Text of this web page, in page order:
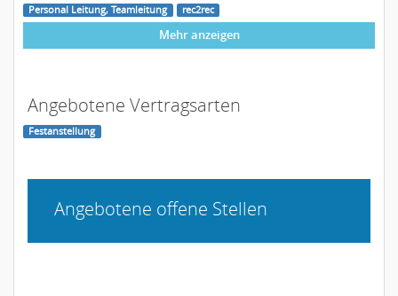
Personal Leitung, Teamleitung
rec2rec
Mehr anzeigen
Angebotene Vertragsarten
Festanstellung
Angebotene offene Stellen